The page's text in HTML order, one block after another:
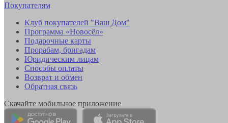
Покупателям
Клуб покупателей "Ваш Дом"
Программа «Новосёл»
Подарочные карты
Прорабам, бригадам
Юридическим лицам
Способы оплаты
Возврат и обмен
Обратная связь
Скачайте мобильное приложение